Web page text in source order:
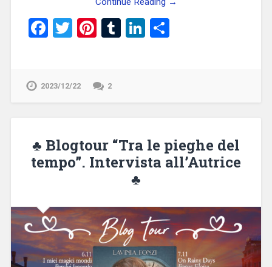
Facebook
Twitter
Pinterest
TumblrLinkedIn
Condividi
2023/12/22 2
♣ Blogtour “Tra le pieghe del
tempo”. Intervista all’Autrice
♣